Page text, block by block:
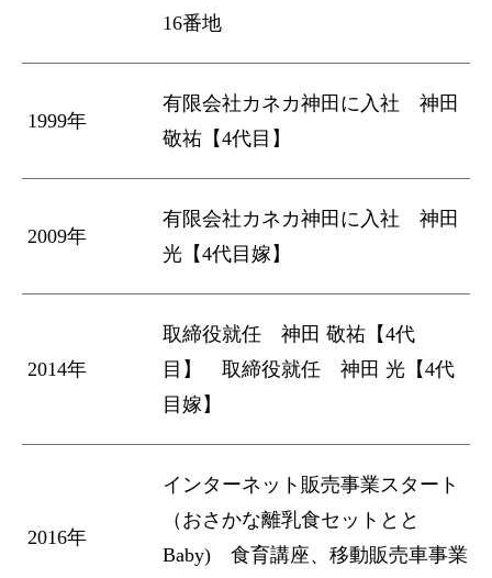
16番地
1999年
有限会社カネカ神田に入社 神田
敬祐【4代目】
2009年
有限会社カネカ神田に入社 神田
光【4代目嫁】
2014年
取締役就任 神田 敬祐【4代
目】 取締役就任 神田 光【4代
目嫁】
2016年
インターネット販売事業スタート
（おさかな離乳食セットとと
Baby) 食育講座、移動販売車事業